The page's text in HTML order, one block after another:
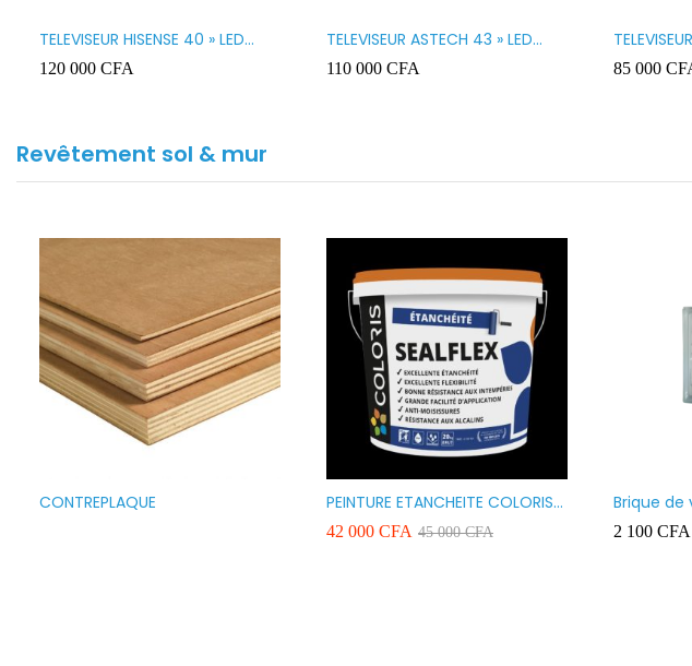
TELEVISEUR HISENSE 40 » LED
SMART VIDAA 40A4K
120 000 CFA
TELEVISEUR ASTECH 43 » LED
43OD15
110 000 CFA 85 000
Revêtement sol & mur
CONTREPLAQUE
PEINTURE ETANCHEITE COLORIS
SEAFLEX 20KG COULEUR ROUGE
BLANC VERT ET GRIS
42 000 CFA 45 000CFA
Brique de
motif
2 100 CFA